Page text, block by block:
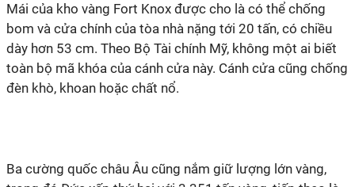
Mái của kho vàng Fort Knox được cho là có thể chống
bom và cửa chính của tòa nhà nặng tới 20 tấn, có chiều
dày hơn 53 cm. Theo Bộ Tài chính Mỹ, không một ai biết
toàn bộ mã khóa của cánh cửa này. Cánh cửa cũng chống
đèn khò, khoan hoặc chất nổ.
Ba cường quốc châu Âu cũng nắm giữ lượng lớn vàng,